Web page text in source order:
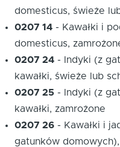
domesticus, świeże
0207 14 - Kawałki i
domesticus,
0207 24 -
Indyki (z
kawałki, świeże lub
0207 25 -
Indyki (z
kawałki, zamrożone
0207 26 - Kawałki i
gatunków